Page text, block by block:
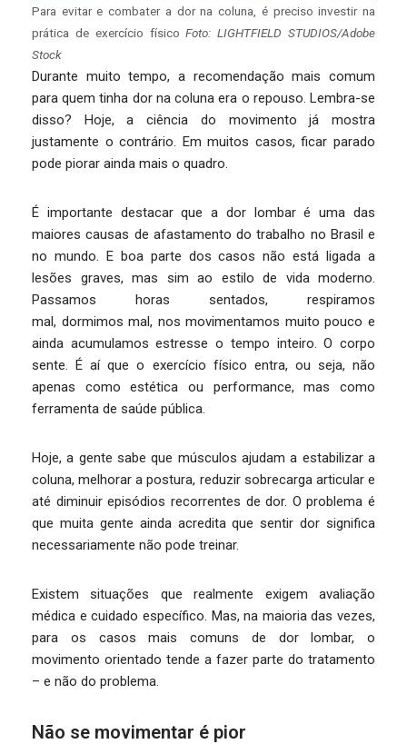
Para evitar e combater a dor na coluna, é preciso investir na
prática de exercício físicoFoto: LIGHTFIELD STUDIOS/Adobe
Stock
Durante muito tempo, a recomendação mais comum
para quem tinha dor na coluna era o repouso. Lembra-se
disso? Hoje, a ciência do movimento já mostra
justamente o contrário. Em muitos casos, ficar parado
pode piorar ainda mais o quadro.
É importante destacar que a dor lombar é uma das
maiores causas de afastamento do trabalho no Brasil e
no mundo. E boa parte dos casos não está ligada a
lesões graves, mas sim ao estilo de vida moderno.
Passamos horas sentados, respiramos
mal, dormimos mal, nos movimentamos muito pouco e
ainda acumulamos estresse o tempo inteiro. O corpo
sente. É aí que o exercício físico entra, ou seja, não
apenas como estética ou performance, mas como
ferramenta de saúde pública.
Hoje, a gente sabe que músculos ajudam a estabilizar a
coluna, melhorar a postura, reduzir sobrecarga articular e
até diminuir episódios recorrentes de dor. O problema é
que muita gente ainda acredita que sentir dor significa
necessariamente não pode treinar.
Existem situações que realmente exigem avaliação
médica e cuidado específico. Mas, na maioria das vezes,
para os casos mais comuns de dor lombar, o
movimento orientado tende a fazer parte do tratamento
– e não do problema.
Não se movimentar é pior